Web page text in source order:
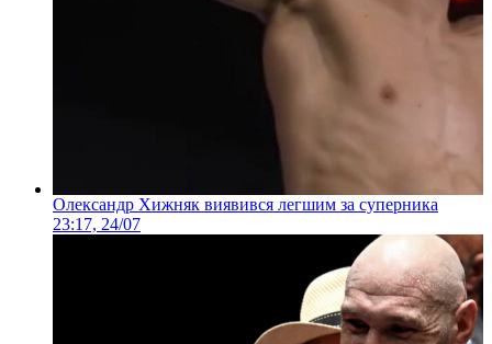
Олександр Хижняк виявився легшим за суперника
23:17, 24/07